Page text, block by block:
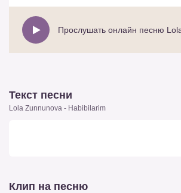
Текст песни
Lola Zunnunova - Habibilarim
Клип на песню